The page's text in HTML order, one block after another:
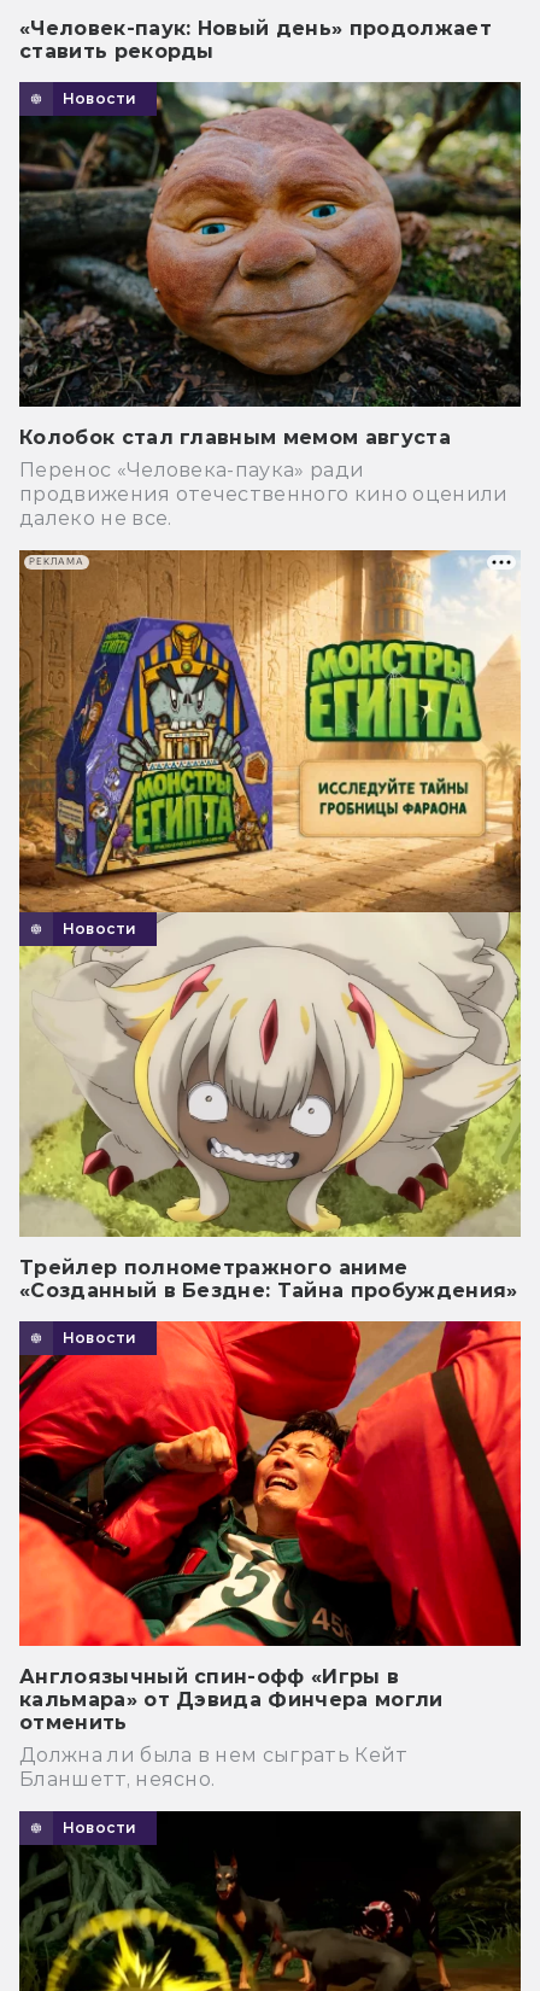
«Человек-паук: Новый день» продолжает
ставить рекорды
Новости
Колобок стал главным мемом августа
Перенос «Человека-паука» ради
продвижения отечественного кино оценили
далеко не все.
Новости
Трейлер полнометражного аниме
«Созданный в Бездне: Тайна пробуждения»
Новости
Англоязычный спин-офф «Игры в
кальмара» от Дэвида Финчера могли
отменить
Должна ли была в нем сыграть Кейт
Бланшетт, неясно.
Новости
РЕКЛАМА